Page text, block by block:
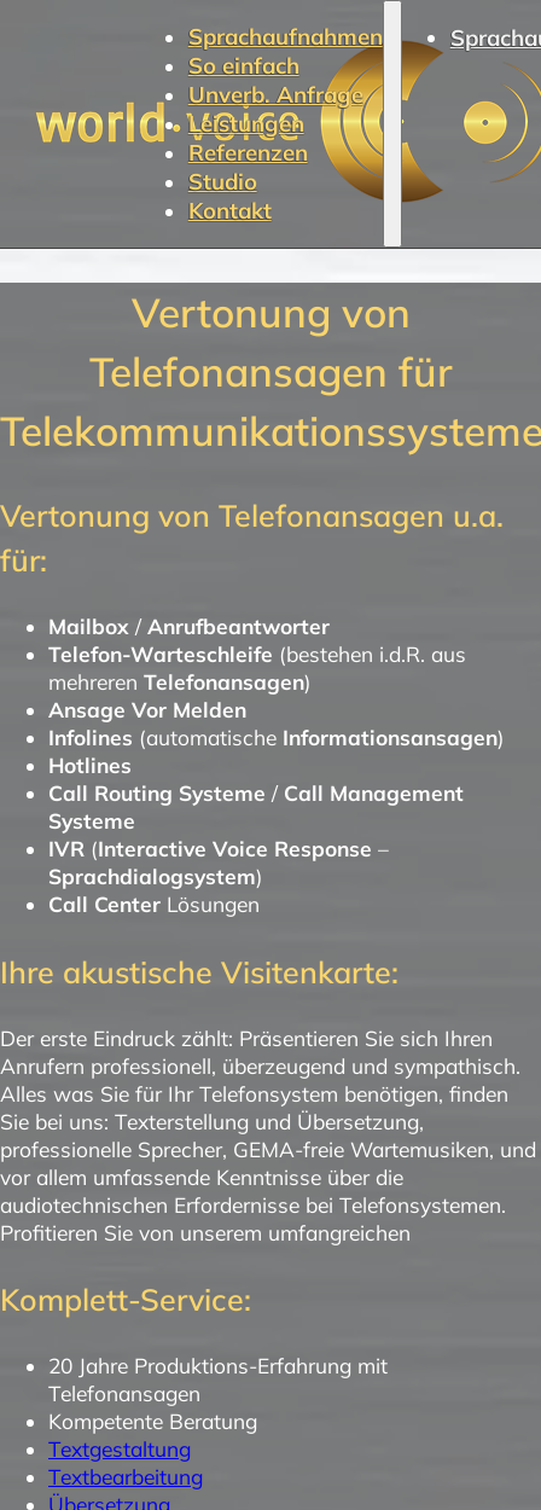
Sprachaufnahmen
So einfach
Unverb. Anfrage
Leistungen
Referenzen
Studio
Kontakt
Vertonung von
Telefonansagen für
Vertonung von Telefonansagen u.a.
für:
Mailbox /Anrufbeantworter
Telefon-Warteschleife (bestehen i.d.R. aus
mehreren Telefonansagen)
Ansage Vor Melden
Infolines (automatische Informationsansagen)
Hotlines
Call Routing Systeme / Call Management
Systeme
IVR (Interactive Voice Response –
Sprachdialogsystem)
Call Center Lösungen
Ihre akustische Visitenkarte:
Der erste Eindruck zählt: Präsentieren Sie sich Ihren
Anrufern professionell, überzeugend und sympathisch.
Alles was Sie für Ihr Telefonsystem benötigen, finden
Sie bei uns: Texterstellung und Übersetzung,
professionelle Sprecher, GEMA-freie Wartemusiken, und
vor allem umfassende Kenntnisse über die
audiotechnischen Erfordernisse bei Telefonsystemen.
Profitieren Sie von unserem umfangreichen
Komplett-Service:
20 Jahre Produktions-Erfahrung mit
Telefonansagen
Kompetente Beratung
Textgestaltung
Textbearbeitung
Übersetzung